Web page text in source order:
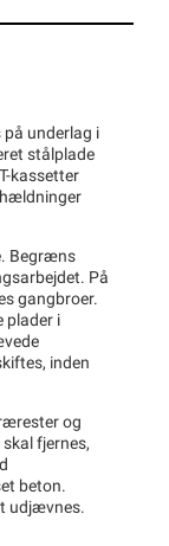
på underlag i
stålplade
kassetter
Begræns
På
gangbroer.
plader i
inden
og
fjernes,
beton.
udjævnes.